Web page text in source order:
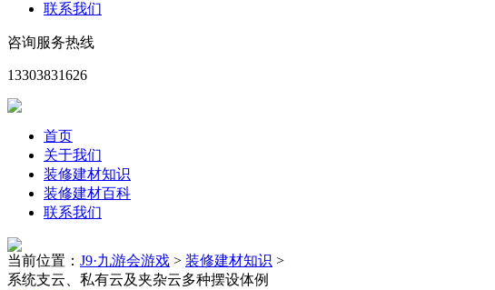
联系我们
咨询服务热线
13303831626
首页
关于我们
装修建材知识
装修建材百科
联系我们
当前位置： J9·九游会游戏 > 装修建材知识 >
系统支云、私有云及夹杂云多种摆设体例